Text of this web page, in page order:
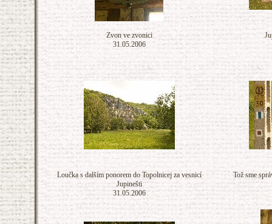
Zvon ve zvonici
31.05.2006
Loučka s dalším ponorem do Topolnicej za vesnicí
Jupinešti
31.05.2006
Tož sme